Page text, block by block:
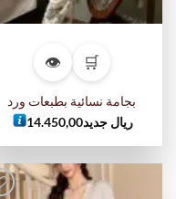
🛒
👁
بجامة نسائية بطبعات ورد
ريال جديد14.450,00